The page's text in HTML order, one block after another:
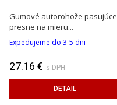
Gumové autorohože pasujúce
presne na mieru...
Expedujeme do 3-5 dni
27.16 € s DPH
DETAIL